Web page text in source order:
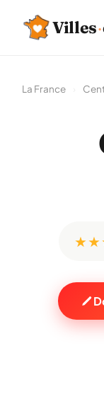
Villes·
La France
★ ★